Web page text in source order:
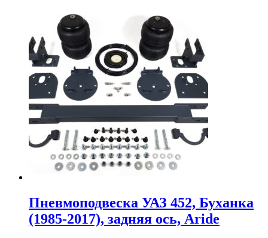
Пневмоподвеска УАЗ 452, Буханка
(1985-2017), задняя ось, Aride